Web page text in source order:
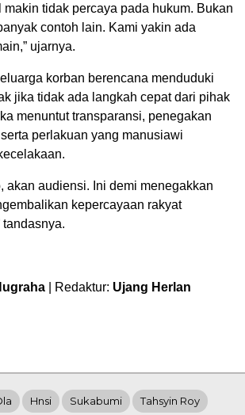
makin tidak percaya pada hukum. Bukan
contoh lain. Kami yakin ada
ujarnya.
korban berencana menduduki
jika tidak ada langkah cepat dari pihak
menuntut transparansi, penegakan
perlakuan yang manusiawi
akan audiensi. Ini demi menegakkan
kepercayaan rakyat
tandasnya.
| Redaktur: Ujang Herlan
Hnsi Sukabumi Tahsyin Roy